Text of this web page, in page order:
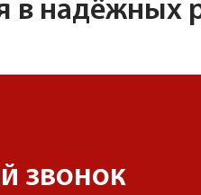
в надёжных
звонок